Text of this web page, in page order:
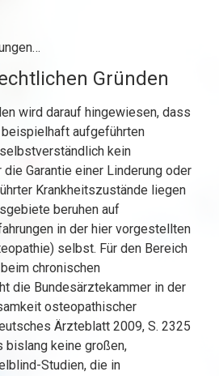
Gründen
wird darauf hingewiesen, dass
beispielhaft aufgeführten
kein
Garantie einer Linderung oder
Krankheitszustände liegen
beruhen auf
in der hier vorgestellten
selbst. Für den Bereich
chronischen
die Bundesärztekammer in der
osteopathischer
Ärzteblatt 2009, S. 2325
bislang keine großen,
Studien, die in